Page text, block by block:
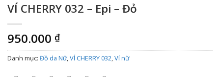
VÍ CHERRY 032 – Epi – Đỏ
950.000 ₫
Danh mục: Đồ da Nữ, VÍ CHERRY 032 Ví nữ